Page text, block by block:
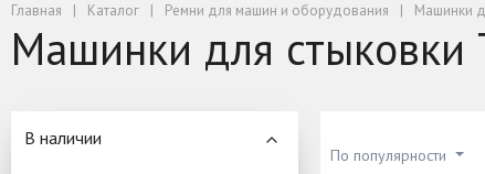
Главная Каталог Ремни для машин и оборудования Машинки
Машинки для
По популярности
В наличии